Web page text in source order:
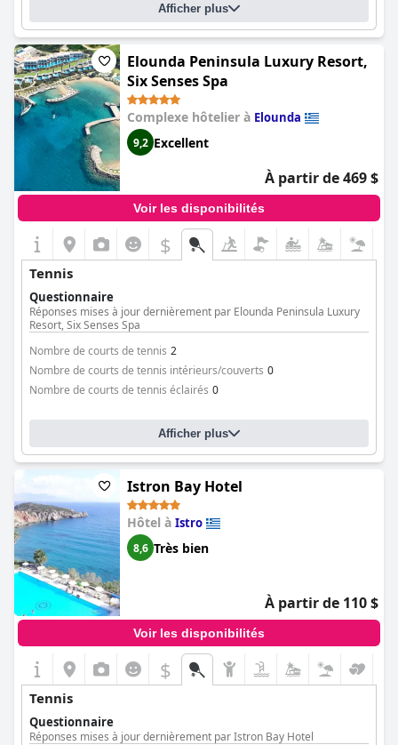
Afficher plus
Elounda Peninsula Luxury Resort,
Six Senses Spa
Complexe hôtelier à Elounda
9,2 Excellent
À partir de 469 $
Voir les disponibilités
$
Tennis
Questionnaire
Réponses mises à jour dernièrement par Elounda Peninsula Luxury
Resort, Six Senses Spa
Nombre de courts de tennis 2
Nombre de courts de tennis intérieurs/couverts 0
Nombre de courts de tennis éclairés 0
Afficher plus
Istron Bay Hotel
Hôtel à Istro
8,6 Très bien
À partir de 110 $
Voir les disponibilités
$
Tennis
Questionnaire
Réponses mises à jour dernièrement par Istron Bay Hotel